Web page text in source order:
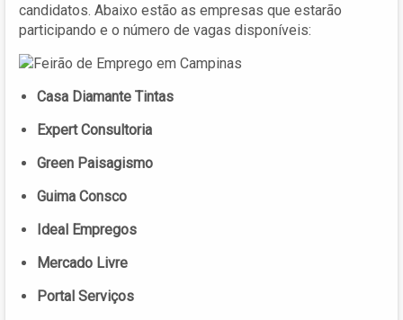
candidatos. Abaixo estão as empresas que estarão
participando e o número de vagas disponíveis:
Casa Diamante Tintas
Expert Consultoria
Green Paisagismo
Guima Consco
Ideal Empregos
Mercado Livre
Portal Serviços